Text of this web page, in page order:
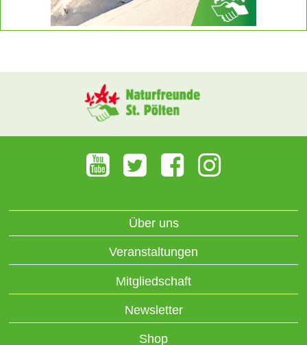
Über uns
Veranstaltungen
Mitgliedschaft
Newsletter
Shop